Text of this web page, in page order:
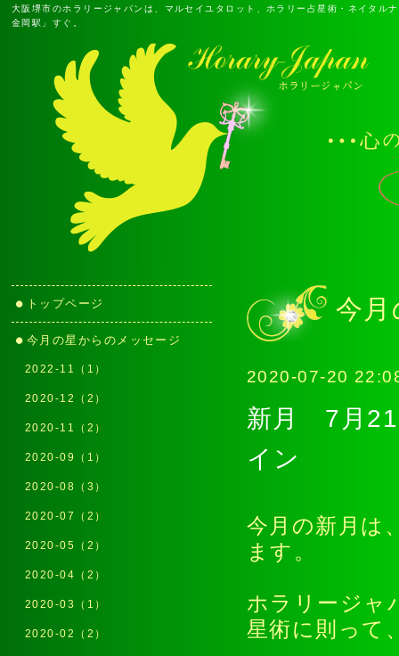
大阪堺市のホラリージャパンは、マルセイユタロット、ホラリー占星術・ネイタ
金岡駅」すぐ。
今
2020-07-20
新月 7月
イン
今月の新月は
ます。
ホラリージャ
星術に則っ
トップページ
今月の星からのメッセージ
2022-11（1）
2020-12（2）
2020-11（2）
2020-09（1）
2020-08（3）
2020-07（2）
2020-05（2）
2020-04（2）
2020-03（1）
2020-02（2）